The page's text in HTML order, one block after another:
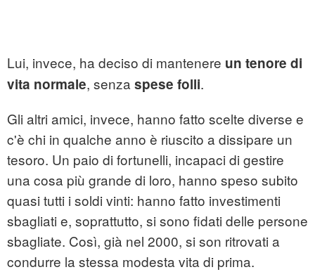
Lui, invece, ha deciso di mantenere un tenore di
vita normale, senza spese folli.
Gli altri amici, invece, hanno fatto scelte diverse e
c'è chi in qualche anno è riuscito a dissipare un
tesoro. Un paio di fortunelli, incapaci di gestire
una cosa più grande di loro, hanno speso subito
quasi tutti i soldi vinti: hanno fatto investimenti
sbagliati e, soprattutto, si sono fidati delle persone
sbagliate. Così, già nel 2000, si son ritrovati a
condurre la stessa modesta vita di prima.